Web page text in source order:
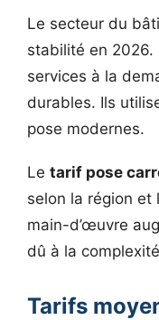
Le secteur du
stabilité en
services à la
durables. Ils
pose modernes.
Le tarif pose
selon la région et
main-d’œuvre
dû à la
Tarifs